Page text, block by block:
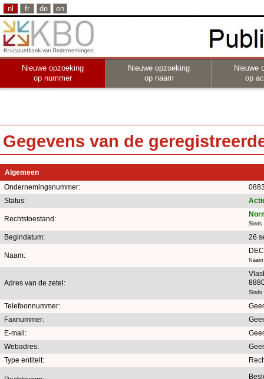
nl fr de en
Nieuwe opzoeking
op nummer
Nieuwe opzoeking
op naam
Nieuwe
op
Gegevens van de
Algemeen
Ondernemingsnummer:
Status:
Rechtstoestand:
Sinds
Begindatum: 26
Naam:
Adres van de zetel:
Sinds
Telefoonnummer:
Faxnummer:
E-mail:
Webadres:
Type entiteit: